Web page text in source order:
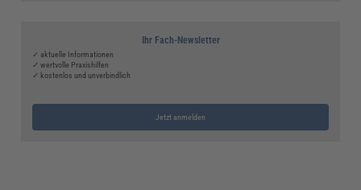
Ihr Fach-Newsletter
✓ aktuelle Informationen
✓ wertvolle Praxishilfen
✓ kostenlos und unverbindlich
Jetzt anmelden